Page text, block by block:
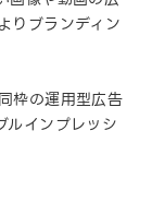
りブランディン
枠の運用型広告
ルインプレッシ